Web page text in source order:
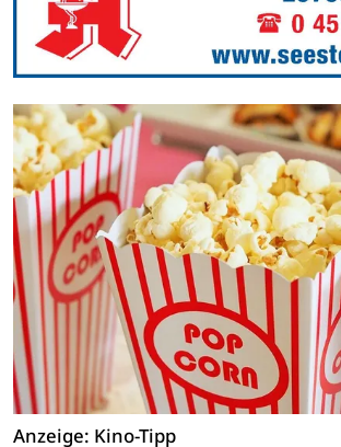
Anzeige: Kino-Tipp